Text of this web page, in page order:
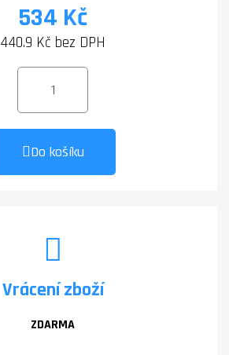
534 Kč
440.9 Kč bez DPH
Do košíku
Vrácení zboží
ZDARMA